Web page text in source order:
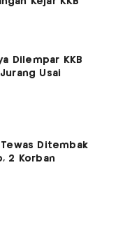
Dilempar KKB
Usai
Ditembak
2 Korban